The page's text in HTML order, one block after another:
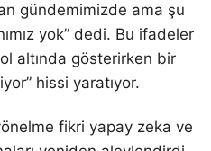
gündemimizde ama şu
yok” dedi. Bu ifadeler
altında gösterirken bir
hissi yaratıyor.
fikri yapay zeka ve